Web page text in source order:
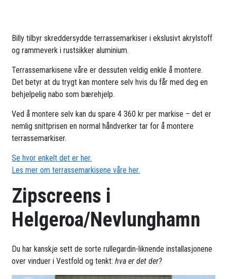
Billy tilbyr skreddersydde terrassemarkiser i ekslusivt akrylstoff
og rammeverk i rustsikker aluminium.
Terrassemarkisene våre er dessuten veldig enkle å montere.
Det betyr at du trygt kan montere selv hvis du får med deg en
behjelpelig nabo som bærehjelp.
Ved å montere selv kan du spare 4 360 kr per markise – det er
nemlig snittprisen en normal håndverker tar for å montere
terrassemarkiser.
Se hvor enkelt det er her.
Les mer om terrassemarkisene våre her.
Zipscreens i
Helgeroa/Nevlunghamn
Du har kanskje sett de sorte rullegardin-liknende installasjonene
over vinduer i Vestfold og tenkt:hva er det der?